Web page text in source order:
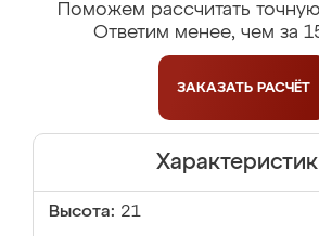
Поможем рассчитать
Ответим менее, чем за
ЗАКАЗАТЬ РАСЧЁТ
Высота: 21